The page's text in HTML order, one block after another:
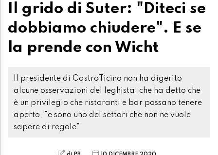
Il grido di Suter: "Diteci se
dobbiamo chiudere". E se
la prende con Wicht
Il presidente di GastroTicino non ha digerito
alcune osservazioni del leghista, che ha detto che
è un privilegio che ristoranti e bar possano tenere
aperto, "e sono uno dei settori che non ne vuole
sapere di regole"